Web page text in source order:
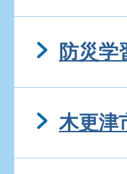
防災
木更津